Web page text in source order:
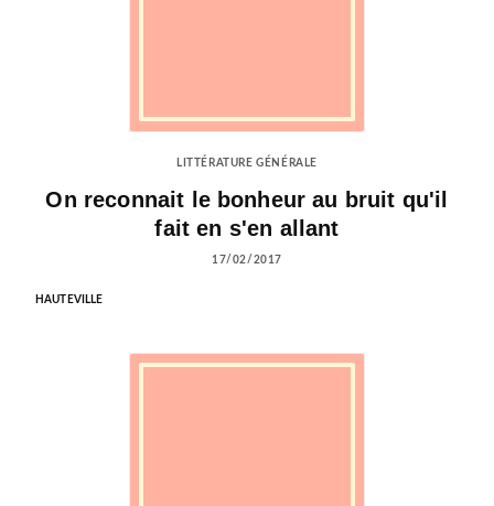
LITTÉRATURE GÉNÉRALE
On reconnait le bonheur au bruit qu'il
fait en s'en allant
17/02/2017
HAUTEVILLE